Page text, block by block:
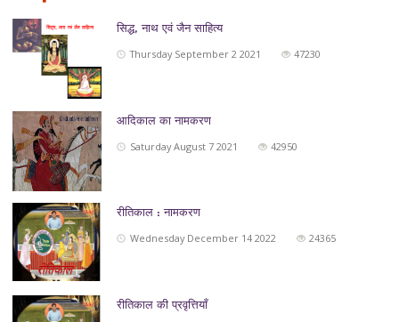
सिद्ध, नाथ एवं जैन साहित्‍य
Thursday September 2 2021
47230
आदिकाल का नामकरण
Saturday August 7 2021
42950
रीतिकाल : नामकरण
Wednesday December 14 2022
24365
रीतिकाल की प्रवृत्तियाँ